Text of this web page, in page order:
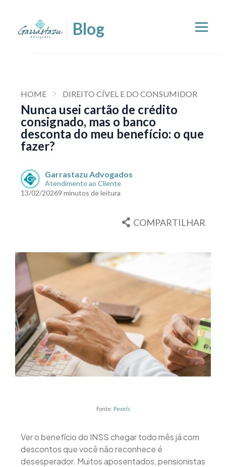
HOME DIREITO CÍVEL E DO CONSUMIDOR
Nunca usei cartão de crédito
consignado, mas o banco
desconta do meu benefício: o que
fazer?
Garrastazu Advogados
Atendimento ao Cliente
13/02/20269 minutos de leitura
COMPARTILHAR
Fonte: Pexels
Ver o benefício do INSS chegar todo mês já com
descontos que você não reconhece é
desesperador. Muitos aposentados, pensionistas